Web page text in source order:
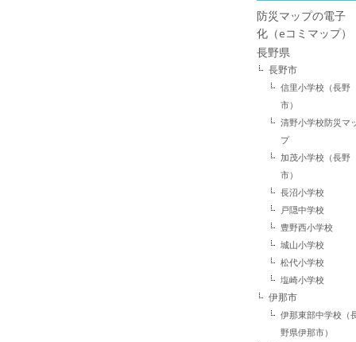
防災マップの電子
化（eコミマップ）
長野県
長野市
信里小学校（長野
市）
清野小学校防災マ
プ
加茂小学校（長野
市）
長沼小学校
戸隠中学校
豊野西小学校
城山小学校
松代小学校
塩崎小学校
伊那市
伊那東部中学校（
野県伊那市）